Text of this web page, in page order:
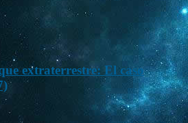
extraterrestre: El caso